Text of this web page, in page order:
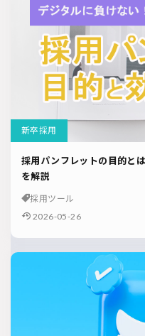
新卒採用
採用パンフレットの目的と
を解説
採用ツール
2026-05-26